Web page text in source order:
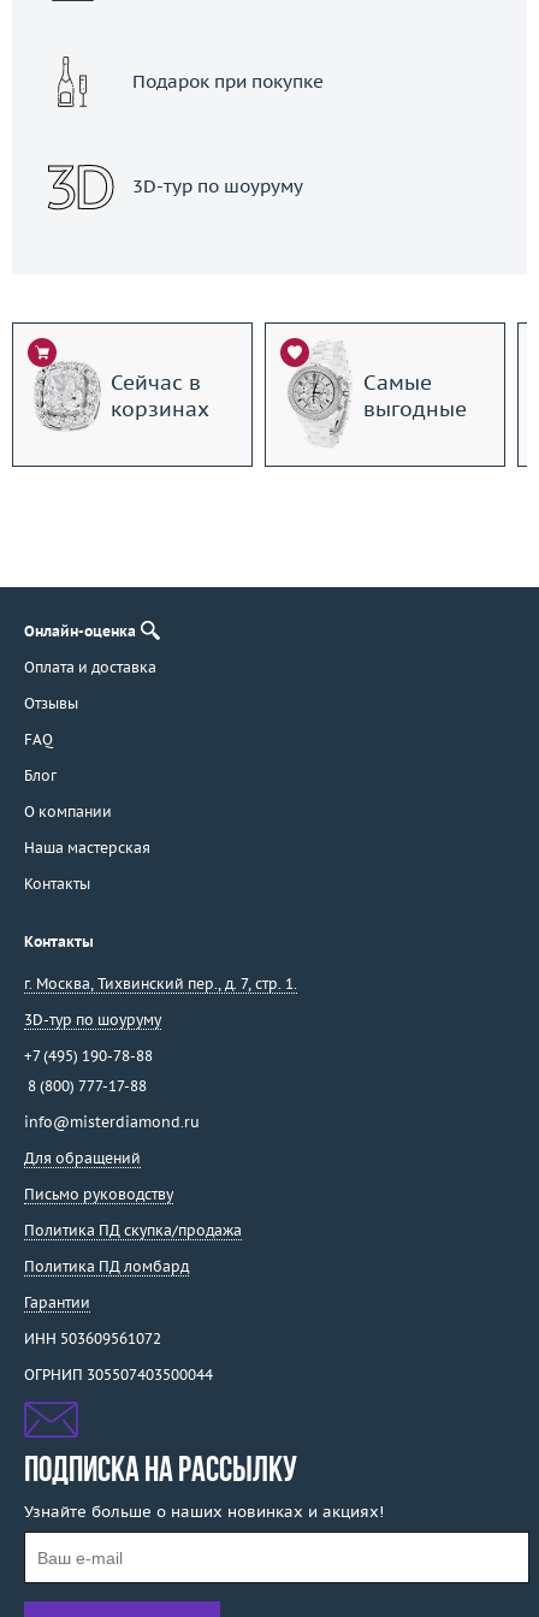
Подарок при покупке
3D-тур по шоуруму
Сейчас в
корзинах
Самые
выгодные
Онлайн-оценка
Оплата и доставка
Отзывы
FAQ
Блог
О компании
Наша мастерская
Контакты
Контакты
г. Москва, Тихвинский пер., д. 7, стр. 1.
3D-тур по шоуруму
+7 (495) 190-78-88
8 (800) 777-17-88
info@misterdiamond.ru
Для обращений
Письмо руководству
Политика ПД скупка/продажа
Политика ПД ломбард
Гарантии
ИНН 503609561072
ОГРНИП 305507403500044
ПОДПИСКА НА РАССЫЛКУ
Узнайте больше о наших новинках и акциях!